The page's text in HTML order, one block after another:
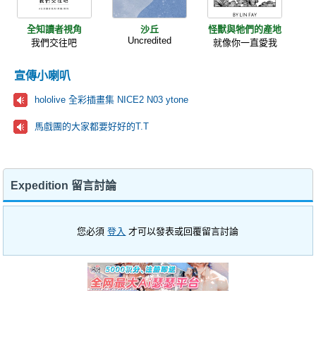
全知讀者視角
我們交往吧
沙丘
Uncredited
怪獸與牠們的產地
就像你一直愛我
宣傳小喇叭
hololive 全彩插畫集 NICE2 N03 ytone
馬戲團的大家都要好好的T.T
Expedition 留言討論
您必須登入 才可以發表或回覆留言討論